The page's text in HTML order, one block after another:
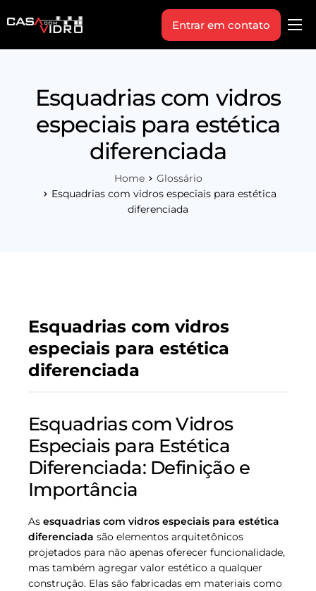
Produtos
Indique+
Blog
Vagas
Entrar em contato
Esquadrias com vidros
especiais para estética
diferenciada
Home
Glossário
Esquadrias com vidros especiais para estética
diferenciada
Esquadrias com vidros
especiais para estética
diferenciada
Esquadrias com Vidros
Especiais para Estética
Diferenciada: Definição e
Importância
As esquadrias com vidros especiais para estética
diferenciada são elementos arquitetônicos
projetados para não apenas oferecer funcionalidade,
mas também agregar valor estético a qualquer
construção. Elas são fabricadas em materiais como